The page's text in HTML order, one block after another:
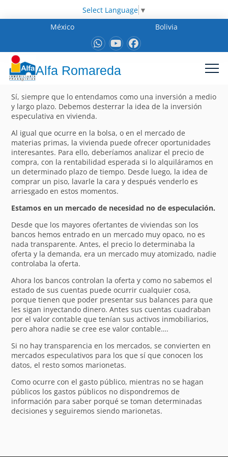
Select Language ▼
México
Bolivia
Alfa Romareda
Sí, siempre que lo entendamos como una inversión a medio
y largo plazo. Debemos desterrar la idea de la inversión
especulativa en vivienda.
Al igual que ocurre en la bolsa, o en el mercado de
materias primas, la vivienda puede ofrecer oportunidades
interesantes. Para ello, deberíamos analizar el precio de
compra, con la rentabilidad esperada si lo alquiláramos en
un determinado plazo de tiempo. Desde luego, la idea de
comprar un piso, lavarle la cara y después venderlo es
arriesgado en estos momentos.
Estamos en un mercado de necesidad no de especulación.
Desde que los mayores ofertantes de viviendas son los
bancos hemos entrado en un mercado muy opaco, no es
nada transparente. Antes, el precio lo determinaba la
oferta y la demanda, era un mercado muy atomizado, nadie
controlaba la oferta.
Ahora los bancos controlan la oferta y como no sabemos el
estado de sus cuentas puede ocurrir cualquier cosa,
porque tienen que poder presentar sus balances para que
les sigan inyectando dinero. Antes sus cuentas cuadraban
por el valor contable que tenían sus activos inmobiliarios,
pero ahora nadie se cree ese valor contable….
Si no hay transparencia en los mercados, se convierten en
mercados especulativos para los que sí que conocen los
datos, el resto somos marionetas.
Como ocurre con el gasto público, mientras no se hagan
públicos los gastos públicos no dispondremos de
información para saber porqué se toman determinadas
decisiones y seguiremos siendo marionetas.